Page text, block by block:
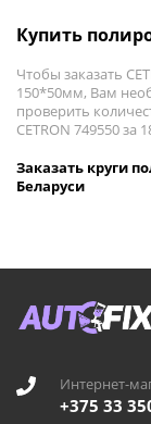
Купить
Чтобы заказать
150*50мм, Вам
проверить
CETRON 749550 за
Заказать круги
Беларуси
Интернет-
+375 33